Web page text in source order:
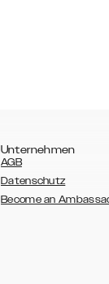
Unternehmen
AGB
Datenschutz
Become an